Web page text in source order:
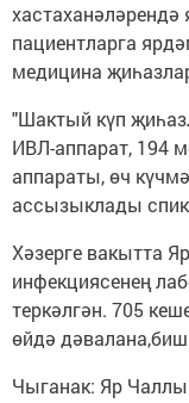
хастаханәләрендә
пациентларга
медицина
"Шактый күп
ИВЛ-аппарат, 194
аппараты, өч
ассызыклады
Хәзерге вакытта
инфекциясенең
теркәлгән. 705
өйдә
Чыганак: Яр